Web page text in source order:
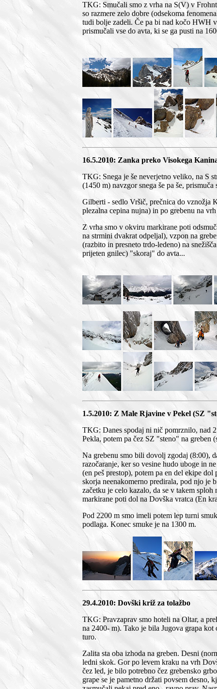
TKG: Smučali smo z vrha na S(V) v
so razmere zelo dobre (odsekoma
tudi bolje zadeli. Če pa bi nad kočo HWH
prismučali vse do avta, ki se ga pusti na
16.5.2010: Zanka preko Visokega
TKG: Snega je še neverjetno veliko, na S
(1450 m) navzgor snega še pa še,
Gilberti - sedlo Vršič, prečnica do vznožja
plezalna cepina nujna) in po grebenu na
Z vrha smo v okviru markirane poti
na strmini dvakrat odpeljal), vzpon na
(razbito in presneto trdo-ledeno) na
prijeten gnilec) "skoraj" do avta...
1.5.2010: Z Male Rjavine v Pekel (SZ
TKG: Danes spodaj ni nič pomrznilo, nad
Pekla, potem pa čez SZ "steno" na
Na grebenu smo bili dovolj zgodaj (8:00),
razočaranje, ker so vesine hudo uboge in
(en peš prestop), potem pa en del ekipe
skorja neenakomerno predirala, pod njo je
začetku je celo kazalo, da se v takem
markirane poti dol na Dovška vratca (En
Pod 2200 m smo imeli potem lep turni
podlaga. Konec smuke je na 1300 m.
29.4.2010: Dovški križ za tolažbo
TKG: Pravzaprav smo hoteli na Oltar, a
na 2400- m). Tako je bila Jugova grapa
turo.
Zalita sta oba izhoda na greben. Desni
ledni skok. Gor po levem kraku na vrh
čez led, je bilo potrebno čez grebensko
grape se je pametno držati povsem desno,